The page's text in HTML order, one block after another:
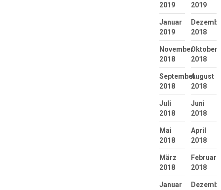
2019
2019
Januar
2019
2018
November
2018
Oktober
2018
September
2018
August
2018
Juli
2018
Juni
2018
Mai
2018
April
2018
März
2018
Februar
2018
Januar